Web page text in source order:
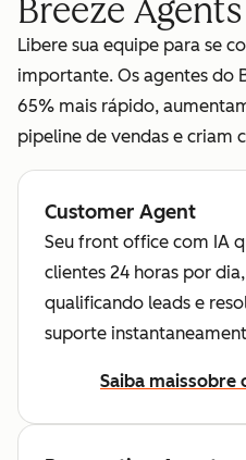
Breeze Agents
Libere sua equipe para se
importante. Os agentes do
65% mais rápido,
pipeline de vendas e criam
Customer Agent
Seu front office com IA
clientes 24 horas por
qualificando leads e
suporte
Saiba maissobre